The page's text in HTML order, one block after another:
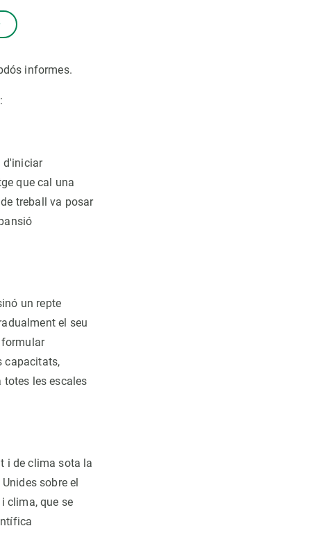
informes.
d'iniciar
que cal una
treball va posar
un repte
el seu
formular
capacitats,
les escales
i de clima sota la
sobre el
clima, que se